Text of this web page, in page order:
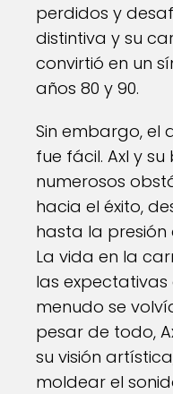
perdidos y
distintiva y su
convirtió en un
años 80 y 90.
Sin embargo, el
fue fácil. Axl y
numerosos
hacia el éxito,
hasta la presión
La vida en la
las expectativas
menudo se
pesar de todo,
su visión
moldear el